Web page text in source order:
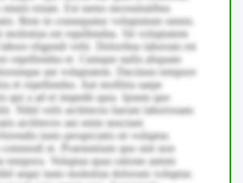
omnis totam. Est nemo necessitatibus
Rem in consequatur voluptatum omnis.
molestias est repellendus. Sit voluptatem
eligendi velit. Doloribus laborum est
repellendus et. Cumque nulla aliquam
aut voluptatem. Ducimus tempore
et repellendus. Aut mollitia saepe
qui a ad et impedit quia. Ipsum quo
Nihil velit architecto harum laboriosam.
architecto aut enim nesciunt.
iusto perspiciatis sit voluptas
et. Praesentium quo sint non
tempora. Voluptas quas ratione autem
sequi iusto molestias dolorum voluptas.